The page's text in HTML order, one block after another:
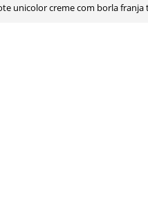
unicolor creme com borla